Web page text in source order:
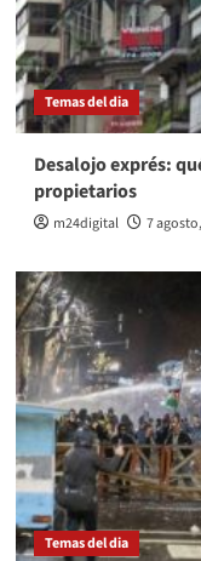
Temas del dia
Desalojo exprés:
propietarios
m24digital 7
Temas del dia